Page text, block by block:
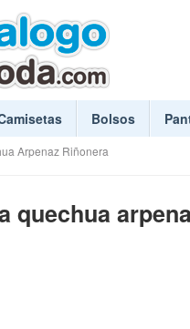
Bolsos
Arpenaz Riñonera
quechua